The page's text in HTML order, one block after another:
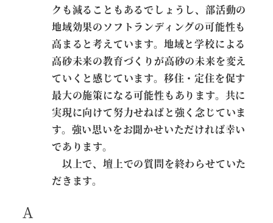
クも減ることもあるでしょうし、部活動の
地域効果のソフトランディングの可能性も
高まると考えています。地域と学校による
高砂未来の教育づくりが高砂の未来を変え
ていくと感じています。移住・定住を促す
最大の施策になる可能性もあります。共に
実現に向けて努力せねばと強く念じていま
す。強い思いをお聞かせいただければ幸い
であります。
以上で、壇上での質問を終わらせていた
だきます。
A